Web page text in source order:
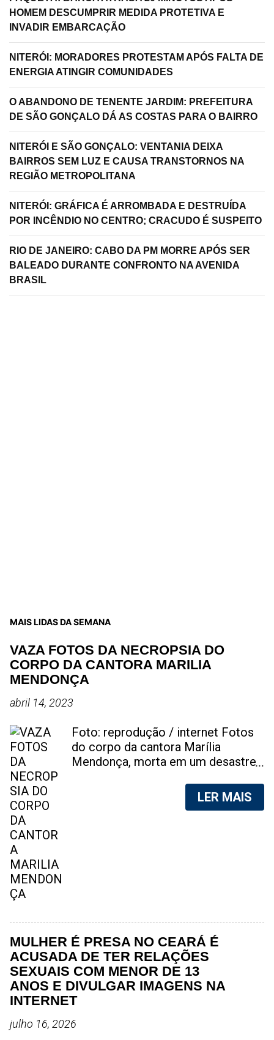
HOMEM DESCUMPRIR MEDIDA PROTETIVA E
INVADIR EMBARCAÇÃO
NITERÓI: MORADORES PROTESTAM APÓS FALTA DE
ENERGIA ATINGIR COMUNIDADES
O ABANDONO DE TENENTE JARDIM: PREFEITURA
DE SÃO GONÇALO DÁ AS COSTAS PARA O BAIRRO
NITERÓI E SÃO GONÇALO: VENTANIA DEIXA
BAIRROS SEM LUZ E CAUSA TRANSTORNOS NA
REGIÃO METROPOLITANA
NITERÓI: GRÁFICA É ARROMBADA E DESTRUÍDA
POR INCÊNDIO NO CENTRO; CRACUDO É SUSPEITO
RIO DE JANEIRO: CABO DA PM MORRE APÓS SER
BALEADO DURANTE CONFRONTO NA AVENIDA
BRASIL
MAIS LIDAS DA SEMANA
VAZA FOTOS DA NECROPSIA DO
CORPO DA CANTORA MARILIA
MENDONÇA
abril 14, 2023
Foto: reprodução / internet Fotos
do corpo da cantora Marília
Mendonça, morta em um desastre
foram vazadas na internet. A
divulgação de fotos do corpo de
vendendo as fotos. Cada foto, no
valor de R$20 (Vinte reais). A
assessoria da família de Marília
Mendonça, se pronunciou sobre o
caso. "Estamos todos chocados,
só em imaginar a possibilidade de
pessoas capazes de divulgar este
LER MAIS
MULHER É PRESA NO CEARÁ É
ACUSADA DE TER RELAÇÕES
SEXUAIS COM MENOR DE 13
ANOS E DIVULGAR IMAGENS NA
INTERNET
julho 16, 2026